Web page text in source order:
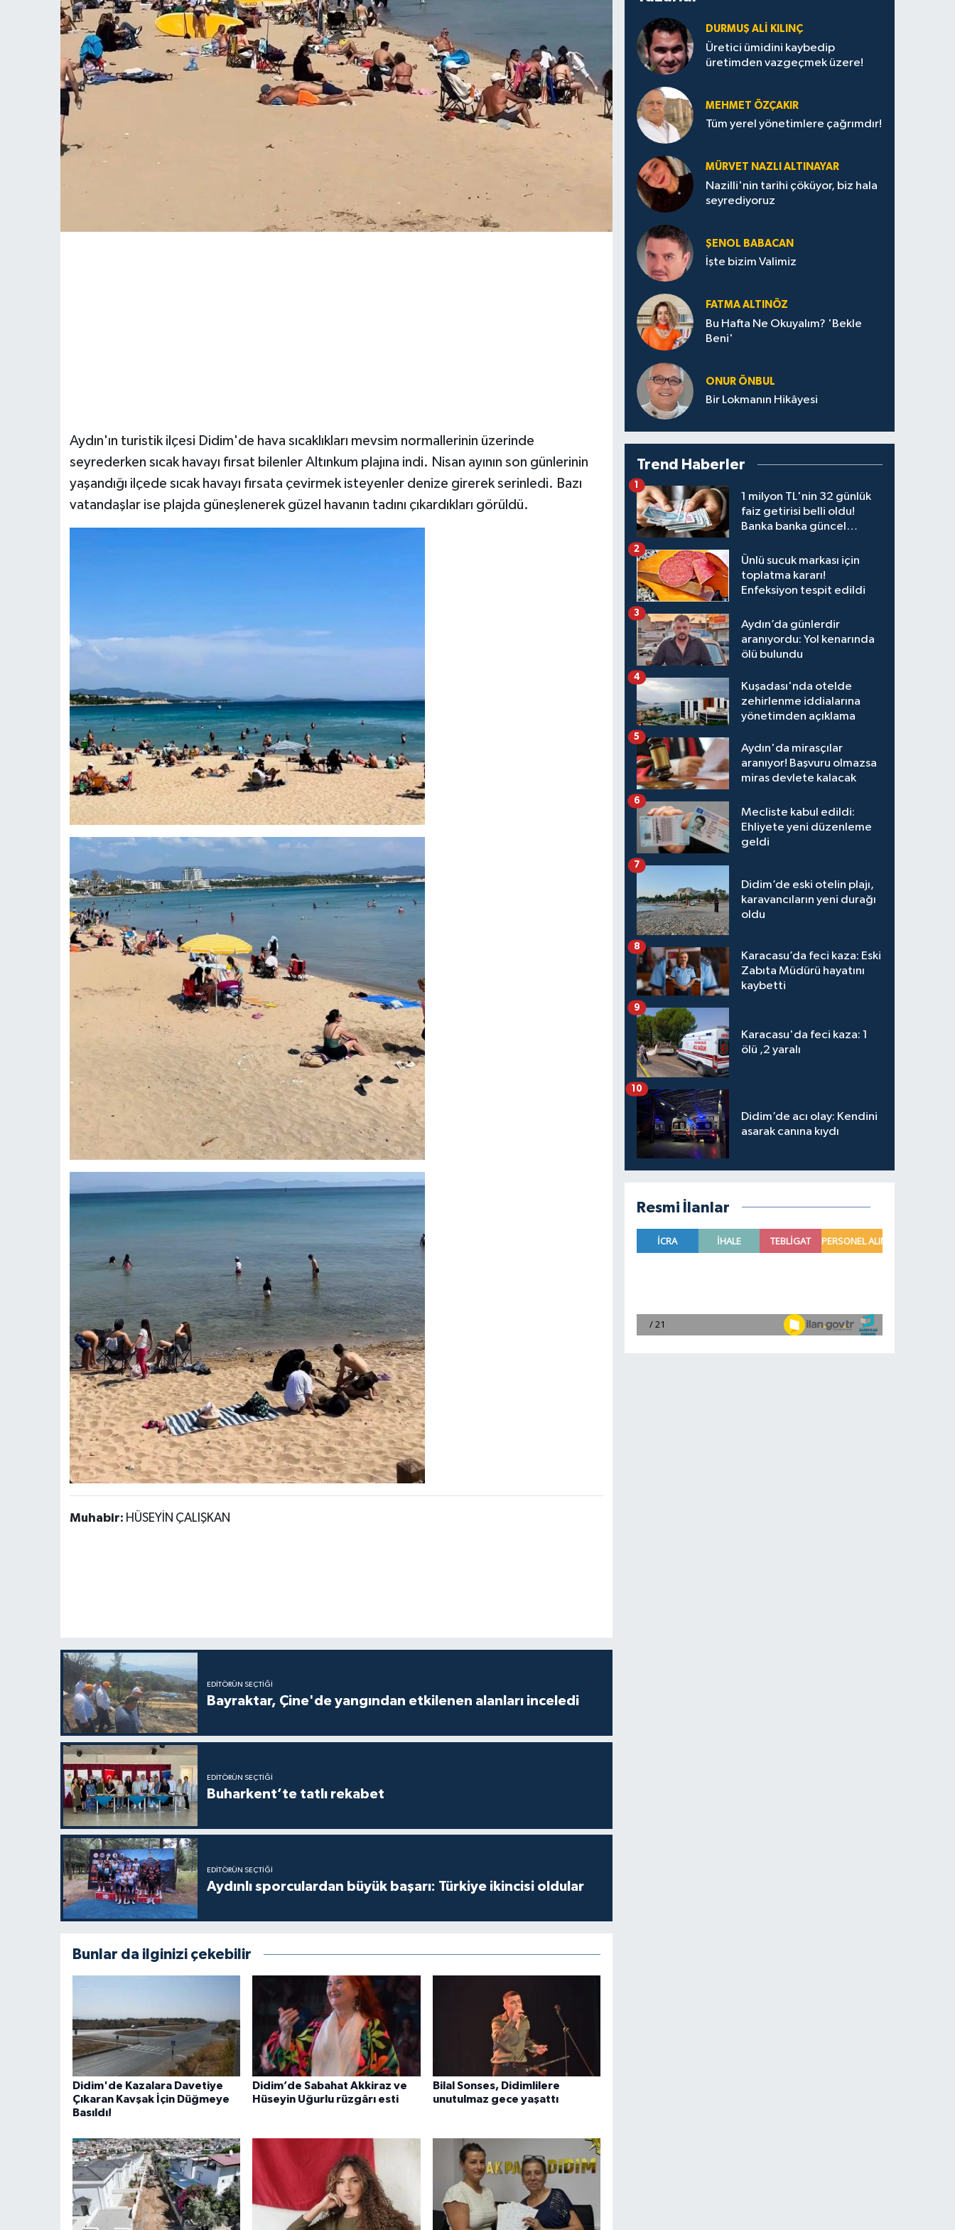
Aydın'ın turistik ilçesi Didim'de hava sıcaklıkları mevsim normallerinin üzerinde
seyrederken sıcak havayı fırsat bilenler Altınkum plajına indi. Nisan ayının son günlerinin
yaşandığı ilçede sıcak havayı fırsata çevirmek isteyenler denize girerek serinledi. Bazı
vatandaşlar ise plajda güneşlenerek güzel havanın tadını çıkardıkları görüldü.
Muhabir: HÜSEYİN ÇALIŞKAN
EDITÖRÜN SEÇTIĞI
Bayraktar, Çine'de yangından etkilenen alanları inceledi
EDITÖRÜN SEÇTIĞI
Buharkent’te tatlı rekabet
EDITÖRÜN SEÇTIĞI
Aydınlı sporculardan büyük başarı: Türkiye ikincisi oldular
Bunlar da ilginizi çekebilir
Didim'de Kazalara Davetiye
Çıkaran Kavşak İçin Düğmeye
Basıldı!
Didim’de Sabahat Akkiraz ve
Hüseyin Uğurlu rüzgârı esti
Bilal Sonses, Didimlilere
unutulmaz gece yaşattı
DURMUŞ ALI KILINÇ
Üretici ümidini kaybedip
üretimden vazgeçmek üzere!
MEHMET ÖZÇAKIR
Tüm yerel yönetimlere çağrımdır!
MÜRVET NAZLI ALTINAYAR
Nazilli'nin tarihi çöküyor, biz hala
seyrediyoruz
ŞENOL BABACAN
İşte bizim Valimiz
FATMA ALTINÖZ
Bu Hafta Ne Okuyalım? 'Bekle
Beni'
ONUR ÖNBUL
Bir Lokmanın Hikâyesi
Trend Haberler
1 milyon TL'nin 32 günlük
faiz getirisi belli oldu!
Banka banka güncel
1
Ünlü sucuk markası için
toplatma kararı!
Enfeksiyon tespit edildi
2
Aydın’da günlerdir
aranıyordu: Yol kenarında
ölü bulundu
3
Kuşadası'nda otelde
zehirlenme iddialarına
yönetimden açıklama
4
Aydın'da mirasçılar
aranıyor! Başvuru olmazsa
miras devlete kalacak
5
Mecliste kabul edildi:
Ehliyete yeni düzenleme
geldi
6
Didim’de eski otelin plajı,
karavancıların yeni durağı
oldu
7
Karacasu’da feci kaza: Eski
Zabıta Müdürü hayatını
kaybetti
8
Karacasu'da feci kaza: 1
ölü ,2 yaralı
9
Didim’de acı olay: Kendini
asarak canına kıydı
10
Resmi İlanlar